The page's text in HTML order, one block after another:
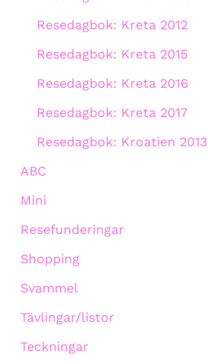
Resedagbok: Kreta 2012
Resedagbok: Kreta 2015
Resedagbok: Kreta 2016
Resedagbok: Kreta 2017
Resedagbok: Kroatien 2013
ABC
Mini
Resefunderingar
Shopping
Svammel
Tävlingar/listor
Teckningar